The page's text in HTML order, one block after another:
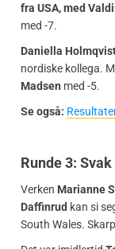
fra USA, med
med -7.
Daniella
nordiske kollega.
Madsen med -5.
Se også:
Runde 3:
Verken Marianne
Daffinrud kan si
South Wales.